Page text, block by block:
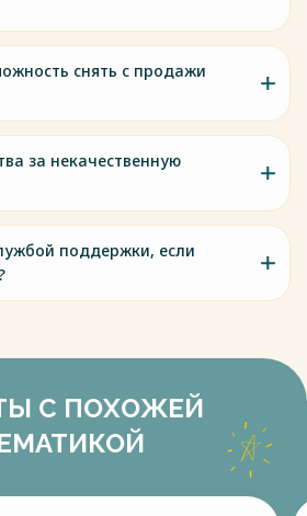
снять с продажи
за некачественную
поддержки, если
С ПОХОЖЕЙ